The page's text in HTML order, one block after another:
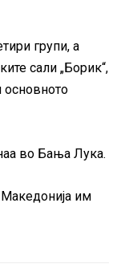
групи, а
сали „Борик“,
основното
во Бања Лука.
им